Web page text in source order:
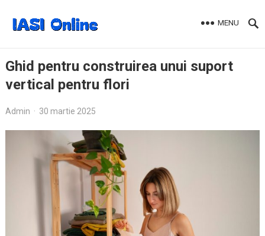
MENU
Ghid pentru construirea unui suport
vertical pentru flori
Admin · 30 martie 2025